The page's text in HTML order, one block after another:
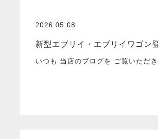
2026.05.08
新型エブリイ・エブリイワゴン
いつも 当店のブログを ご覧いた